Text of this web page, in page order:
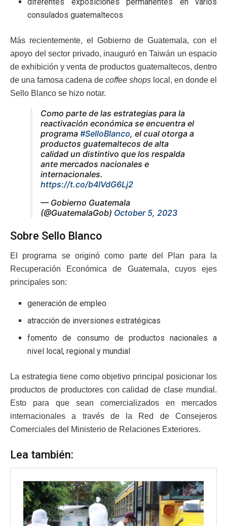
consulados guatemaltecos
Más recientemente, el Gobierno de Guatemala, con el
apoyo del sector privado, inauguró en Taiwán un espacio
de exhibición y venta de productos guatemaltecos, dentro
de una famosa cadena de coffee shops local, en donde el
Sello Blanco se hizo notar.
Como parte de las estrategias para la
reactivación económica se encuentra el
programa #SelloBlanco, el cual otorga a
productos guatemaltecos de alta
calidad un distintivo que los respalda
ante mercados nacionales e
internacionales.
https://t.co/b4IVdG6Lj2
— Gobierno Guatemala
(@GuatemalaGob) October 5, 2023
Sobre Sello Blanco
El programa se originó como parte del Plan para la
Recuperación Económica de Guatemala, cuyos ejes
principales son:
generación de empleo
atracción de inversiones estratégicas
fomento de consumo de productos nacionales a
nivel local, regional y mundial
La estrategia tiene como objetivo principal posicionar los
productos de productores con calidad de clase mundial.
Esto para que sean comercializados en mercados
internacionales a través de la Red de Consejeros
Comerciales del Ministerio de Relaciones Exteriores.
Lea también: